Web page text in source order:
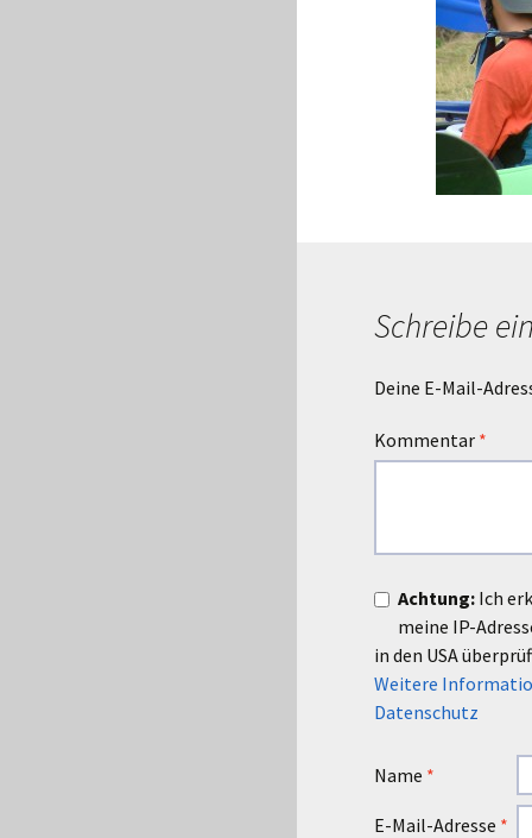
Schreibe
Deine E-Mail-
Kommentar *
Achtung:Ich
meine IP-
in den USA
Weitere
Datenschutz
Name *
E-Mail-Adresse *